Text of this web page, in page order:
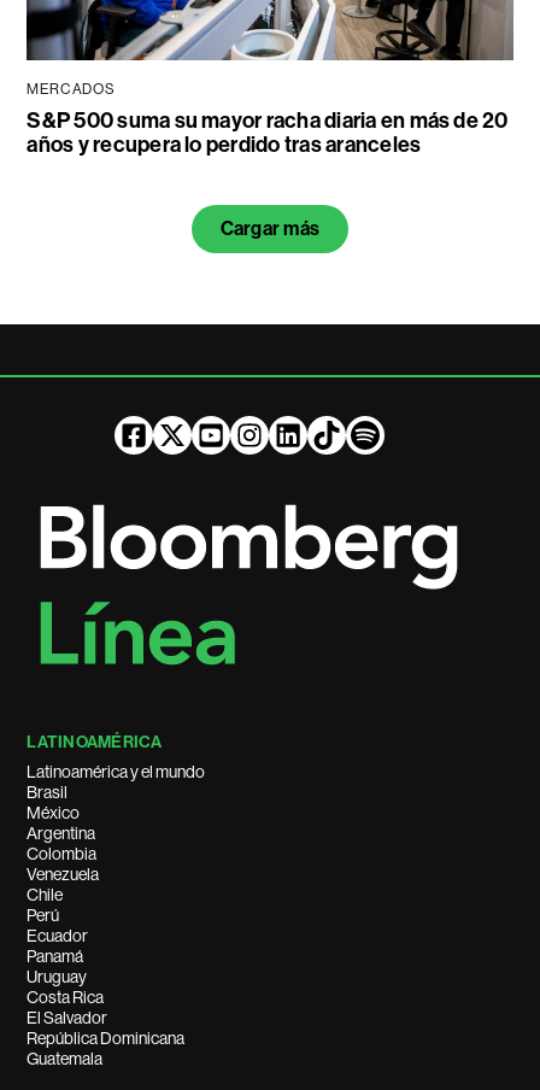
MERCADOS
S&P 500 suma su mayor racha diaria en más de 20
años y recupera lo perdido tras aranceles
Cargar más
LATINOAMÉRICA
Latinoamérica y el mundo
Brasil
México
Argentina
Colombia
Venezuela
Chile
Perú
Ecuador
Panamá
Uruguay
Costa Rica
El Salvador
República Dominicana
Guatemala